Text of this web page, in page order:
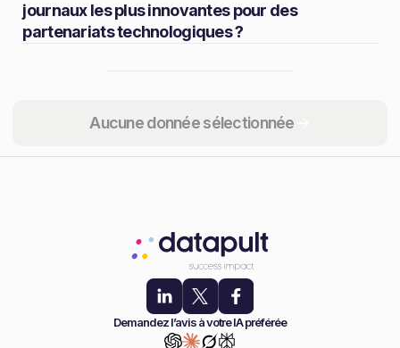
Aucune donnée sélectionnée
journaux les plus innovantes pour des
partenariats technologiques ?
Partager
Demandez l’avis à votre IA préférée